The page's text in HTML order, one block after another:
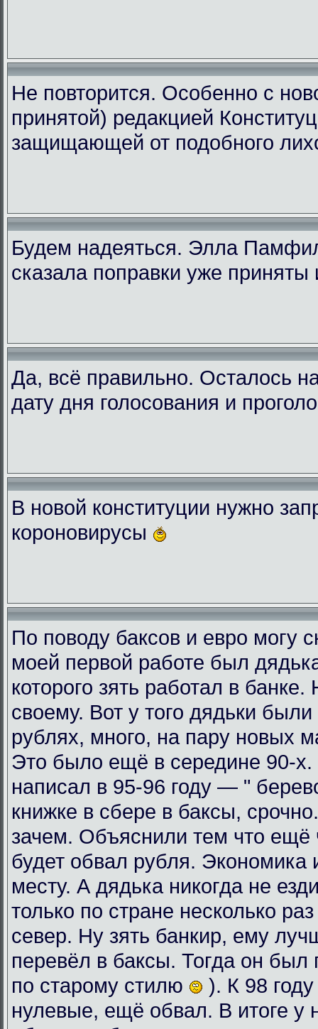
Не повторится. Особенно с
принятой) редакцией
защищающей от подобного
Будем надеяться. Элла
сказала поправки уже
Да, всё правильно. Осталось
дату дня голосования и
В новой конституции нужно
короновирусы
По поводу баксов и евро могу
моей первой работе был
которого зять работал в
своему. Вот у того дядьки
рублях, много, на пару новых
Это было ещё в середине 90-х.
написал в 95-96 году — "
книжке в сбере в баксы,
зачем. Объяснили тем что ещё
будет обвал рубля. Экономика
месту. А дядька никогда не
только по стране несколько
север. Ну зять банкир, ему
перевёл в баксы. Тогда он был
по старому стилю
). К 98
нулевые, ещё обвал. В итоге у